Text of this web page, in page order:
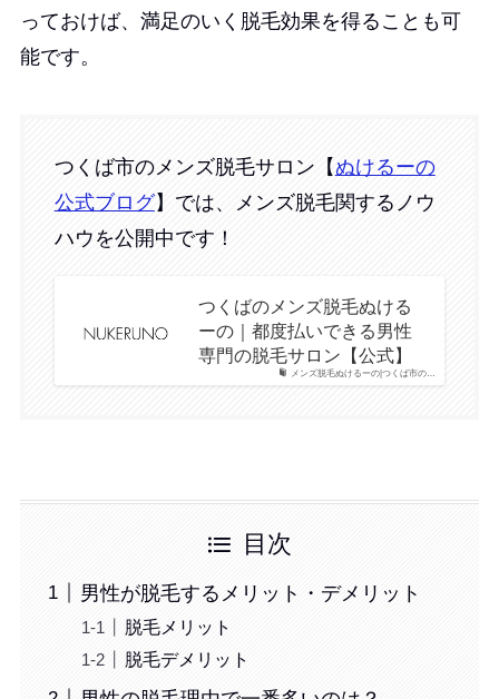
っておけば、満足のいく脱毛効果を得ることも可
能です。
つくば市のメンズ脱毛サロン【 ぬけるーの
公式ブログ】では、メンズ脱毛関するノウ
ハウを公開中です！
メンズ脱毛ぬけるーの|つくば市の…
つくばのメンズ脱毛ぬける
ーの｜都度払いできる男性
専門の脱毛サロン【公式】
目次
男性が脱毛するメリット・デメリット
脱毛メリット
脱毛デメリット